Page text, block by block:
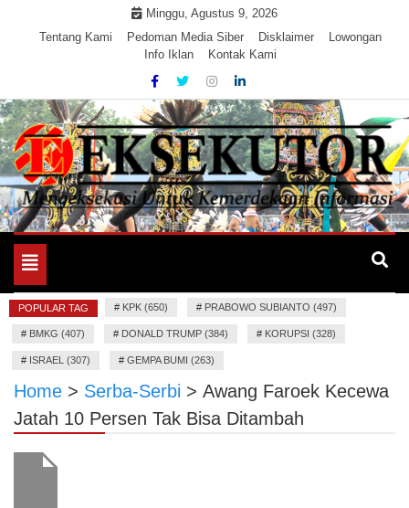
Minggu, Agustus 9, 2026
Tentang Kami
Pedoman Media Siber Disklaimer
Lowongan
Info Iklan
Kontak Kami
EKSEKUTOR
Mengeksekusi Berita Untuk Kemerdekaan dan Keadilan
Toggle
navigation
POPULAR TAG # KPK (650) # PRABOWO SUBIANTO (497)
# BMKG (407) # DONALD TRUMP (384) # KORUPSI (328)
# ISRAEL (307) # GEMPA BUMI (263)
Home > Serba-Serbi > Awang Faroek Kecewa
Jatah 10 Persen Tak Bisa Ditambah